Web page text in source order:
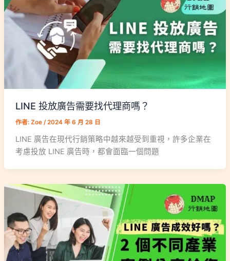
LINE 投放廣告需要找代理商嗎？
作者: Zoe /2024 年 6 月 28 日
LINE 廣告在現代行銷策略中越來越受到重視，許多企業在
考慮投放 LINE 廣告時，都會面臨一個問題